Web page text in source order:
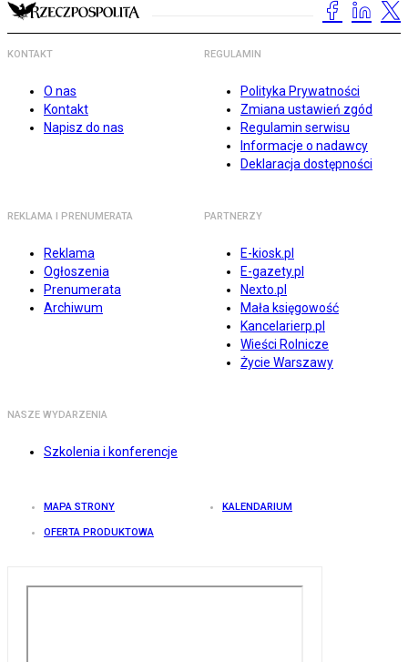
KONTAKT
O nas
Kontakt
Napisz do nas
REGULAMIN
Polityka Prywatności
Zmiana ustawień zgód
Regulamin serwisu
Informacje o nadawcy
Deklaracja dostępności
REKLAMA I PRENUMERATA
Reklama
Ogłoszenia
Prenumerata
Archiwum
PARTNERZY
E-kiosk.pl
E-gazety.pl
Nexto.pl
Mała księgowość
Kancelarierp.pl
Wieści Rolnicze
Życie Warszawy
NASZE WYDARZENIA
Szkolenia i konferencje
MAPA STRONY KALENDARIUM
OFERTA PRODUKTOWA